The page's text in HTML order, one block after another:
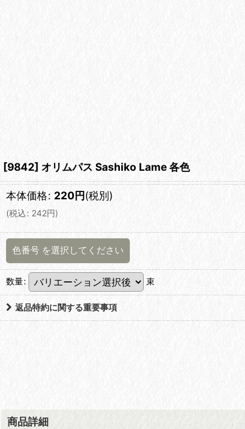
[9842] オリムパス Sashiko Lame 各色
本体価格: 220円(税別)
(税込: 242円)
色番号 を選択してください
数量: 束
返品特約に関する重要事項
商品詳細